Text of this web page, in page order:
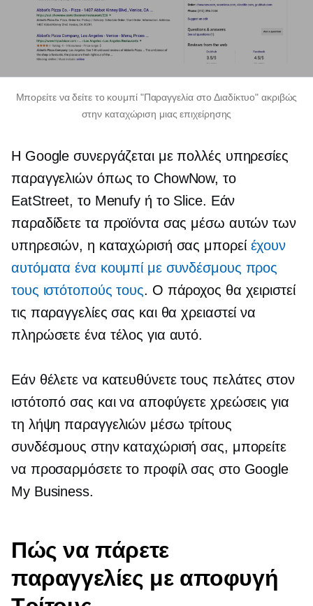
Μπορείτε να δείτε το κουμπί "Παραγγελία στο Διαδίκτυο" ακριβώς
στην καταχώριση μιας επιχείρησης
Η Google συνεργάζεται με πολλές υπηρεσίες
παραγγελιών όπως το ChowNow, το
EatStreet, το Menufy ή το Slice. Εάν
παραδίδετε τα προϊόντα σας μέσω αυτών των
υπηρεσιών, η καταχώρισή σας μπορεί έχουν
αυτόματα ένα κουμπί με συνδέσμους προς
τους ιστότοπούς τους. Ο πάροχος θα χειριστεί
τις παραγγελίες σας και θα χρειαστεί να
πληρώσετε ένα τέλος για αυτό.
Εάν θέλετε να κατευθύνετε τους πελάτες στον
ιστότοπό σας και να αποφύγετε χρεώσεις για
τη λήψη παραγγελιών μέσω τρίτους
συνδέσμους στην καταχώρισή σας, μπορείτε
να προσαρμόσετε το προφίλ σας στο Google
My Business.
Πώς να πάρετε
παραγγελίες με αποφυγή